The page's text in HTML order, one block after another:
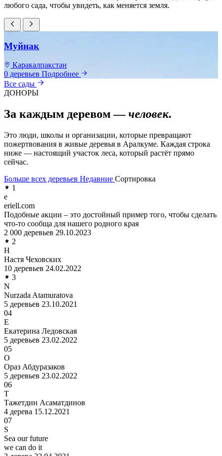
любого сада, чтобы увидеть, как меняется земля.
Муйнак
Каракалпакстан
0 деревьев Подробнее
Все сады
ДОНОРЫ
За каждым деревом —человек.
Это люди, школы и организации, которые превращают
пожертвования в живые деревья в Аралкуме. Каждая строка
ниже — настоящий участок леса, который растёт прямо
сейчас.
Больше всех деревьев Недавние Сортировка
1
e
eriell.com
Подобные акции – это достойный пример того, чтобы сделать
что-то сообща для нашего родного края
2 000 деревьев 29.10.2023
2
Н
Настя Чеховских
10 деревьев 24.02.2022
3
N
Nurzada Atamuratova
5 деревьев 23.10.2021
04
Е
Екатерина Ледовская
5 деревьев 23.02.2022
05
О
Ораз Абдуразаков
5 деревьев 23.02.2022
06
Т
Тажетдин Асаматдинов
4 дерева 15.12.2021
07
S
Sea our future
we can do it